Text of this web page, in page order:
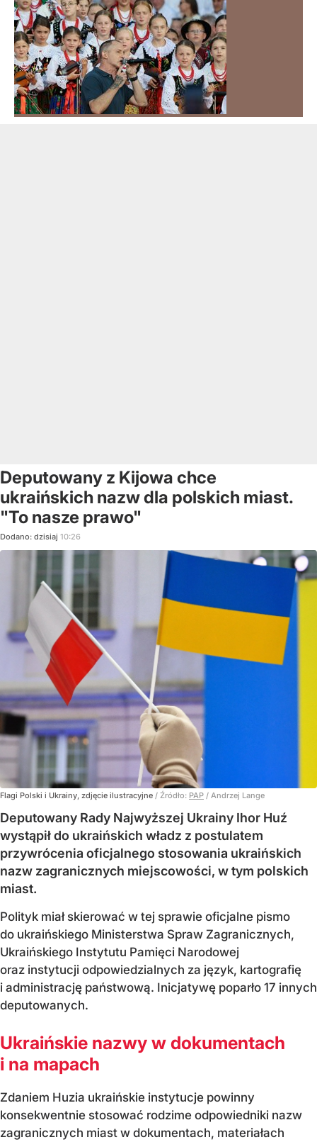
Deputowany z Kijowa chce
ukraińskich nazw dla polskich miast.
"To nasze prawo"
Dodano: dzisiaj 10:26
Flagi Polski i Ukrainy, zdjęcie ilustracyjne / Źródło: PAP / Andrzej Lange
Deputowany Rady Najwyższej Ukrainy Ihor Huź
wystąpił do ukraińskich władz z postulatem
przywrócenia oficjalnego stosowania ukraińskich
nazw zagranicznych miejscowości, w tym polskich
miast.
Polityk miał skierować w tej sprawie oficjalne pismo
do ukraińskiego Ministerstwa Spraw Zagranicznych,
Ukraińskiego Instytutu Pamięci Narodowej
oraz instytucji odpowiedzialnych za język, kartografię
i administrację państwową. Inicjatywę poparło 17 innych
deputowanych.
Ukraińskie nazwy w dokumentach
i na mapach
Zdaniem Huzia ukraińskie instytucje powinny
konsekwentnie stosować rodzime odpowiedniki nazw
zagranicznych miast w dokumentach, materiałach